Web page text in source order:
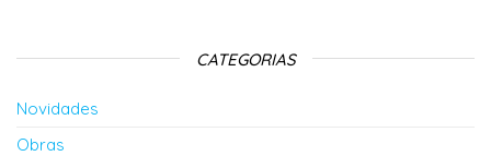
CATEGORIAS
Novidades
Obras